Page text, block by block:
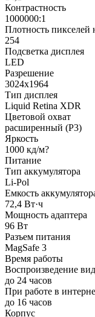
Контрастность
1000000:1
Плотность
254
Подсветка дисплея
LED
Разрешение
3024x1964
Тип дисплея
Liquid Retina XDR
Цветовой охват
расширенный (P3)
Яркость
1000 кд/м?
Питание
Тип аккумулятора
Li-Pol
Емкость
72,4 Вт·ч
Мощность адаптера
96 Вт
Разъем питания
MagSafe 3
Время работы
Воспроизведение
до 24 часов
При работе в
до 16 часов
Корпус